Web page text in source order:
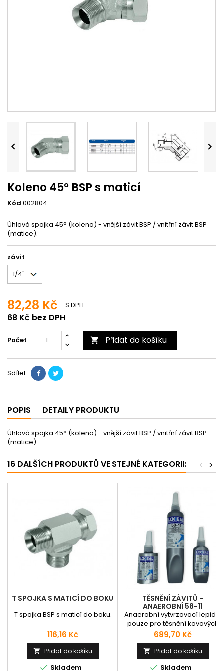
 
Koleno 45° BSP s maticí
Kód 002804
Úhlová spojka 45° (koleno) - vnější závit BSP / vnitřní závit BSP
(matice).
závit
82,28 Kč
68 Kč bez DPH
S DPH
Počet  Přidat do košíku
Sdílet
POPIS DETAILY PRODUKTU
Úhlová spojka 45° (koleno) - vnější závit BSP / vnitřní závit BSP
(matice).
16 DALŠÍCH PRODUKTŮ VE STEJNÉ KATEGORII: >
<
T SPOJKA S MATICÍ DO BOKU
T spojka BSP s maticí do boku.
Cena
116,16 Kč
 Přidat do košíku
 Skladem
TĚSNĚNÍ ZÁVITŮ -
ANAEROBNÍ 58-11
Anaerobní vytvrzovací lepidlo
pouze pro těsnění kovových
závitových spojů. NSF
registrovaná v kat. P1(n. 141234)
jako přijatelné pro použití jako
tmel v oblasti zpracování
potravin a kolem nich.
Cena
689,70 Kč
 Přidat do košíku
 Skladem